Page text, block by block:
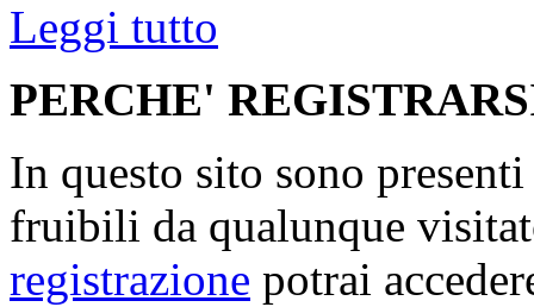
Leggi tutto
PERCHE'
In questo sito sono
fruibili da qualunque
registrazione potrai